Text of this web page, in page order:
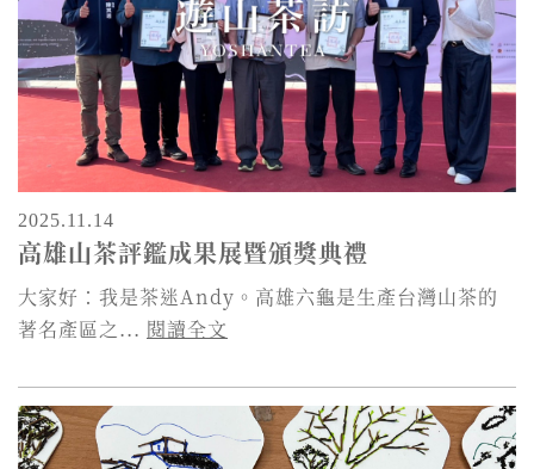
2025.11.14
高雄山茶評鑑成果展暨頒獎典禮
大家好：我是茶迷Andy。高雄六龜是生產台灣山茶的
著名產區之... 閱讀全文